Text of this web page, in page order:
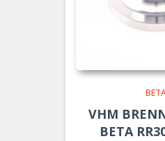
VHM
BETA